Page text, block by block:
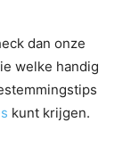
dan onze
welke handig
kunt krijgen.